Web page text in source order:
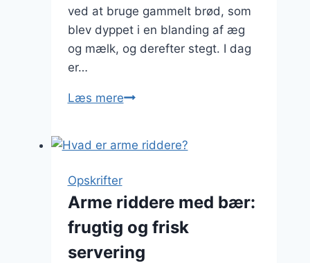
ved at bruge gammelt brød, som
blev dyppet i en blanding af æg
og mælk, og derefter stegt. I dag
er…
Læs mereArme
friske
og
lækker
kombination
Opskrifter
Arme riddere med bær:
frugtig og frisk
servering